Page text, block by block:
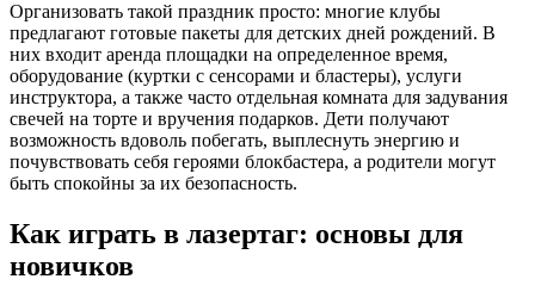
Организовать такой праздник просто: многие клубы
предлагают готовые пакеты для детских дней рождений. В
них входит аренда площадки на определенное время,
оборудование (куртки с сенсорами и бластеры), услуги
инструктора, а также часто отдельная комната для задувания
свечей на торте и вручения подарков. Дети получают
возможность вдоволь побегать, выплеснуть энергию и
почувствовать себя героями блокбастера, а родители могут
быть спокойны за их безопасность.
Как играть в лазертаг: основы для
новичков